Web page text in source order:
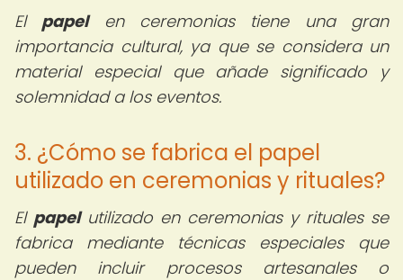
El papelen ceremonias tiene una gran
importancia cultural, ya que se considera un
material especial que añade significado y
solemnidad a los eventos.
3. ¿Cómo se fabrica el papel
utilizado en ceremonias y rituales?
El papelutilizado en ceremonias y rituales se
fabrica mediante técnicas especiales que
pueden incluir procesos artesanales o